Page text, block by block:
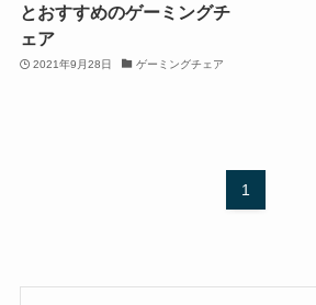
とおすすめのゲーミングチ
ェア
2021年9月28日 ゲーミングチェア
1